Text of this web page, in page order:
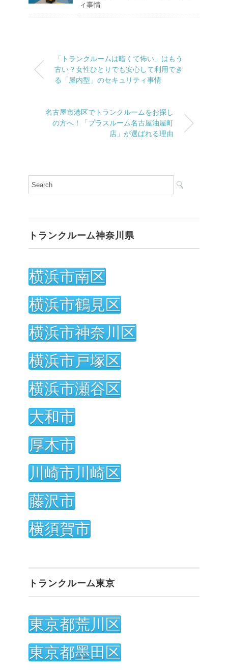
ィ事情
「トランクルームは暗くて怖い」はもう
古い？女性ひとりでも安心して利用でき
る「屋内型」のセキュリティ事情
名古屋市港区でトランクルームをお探し
の方へ！「プラスルーム名古屋油屋町
店」が選ばれる理由
トランクルーム神奈川県
横浜市南区
横浜市鶴見区
横浜市神奈川区
横浜市戸塚区
横浜市瀬谷区
大和市
厚木市
川崎市川崎区
藤沢市
横須賀市
トランクルーム東京
東京都荒川区
東京都墨田区